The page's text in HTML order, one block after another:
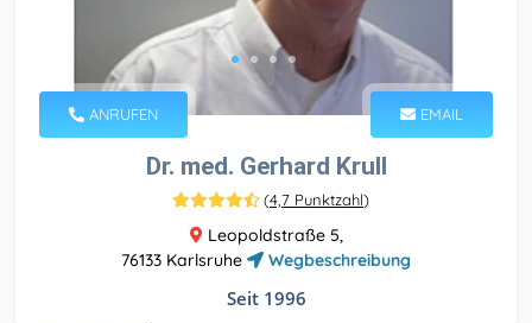
ANRUFEN EMAIL
Dr. med. Gerhard Krull
(4,7 Punktzahl)
Leopoldstraße 5,
76133 Karlsruhe
Wegbeschreibung
Seit 1996